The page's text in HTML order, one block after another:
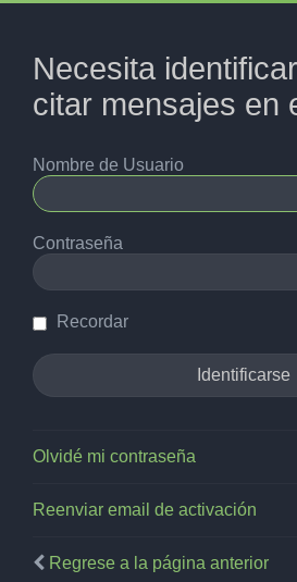
Necesita
citar mensajes en
Nombre de Usuario
Contraseña
Recordar
Olvidé mi contraseña
Reenviar email de activación
Regrese a la página anterior